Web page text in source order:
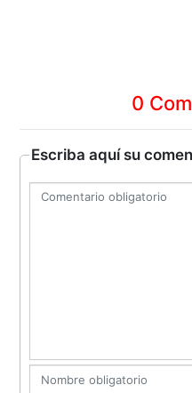
0
Escriba aquí su